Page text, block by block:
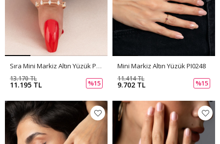
Sıra Mini Markiz Altın Yüzük PI0249
11.195 TL
13.170 TL
%15
Mini Markiz Altın Yüzük PI0248
9.702 TL
11.414 TL
%15